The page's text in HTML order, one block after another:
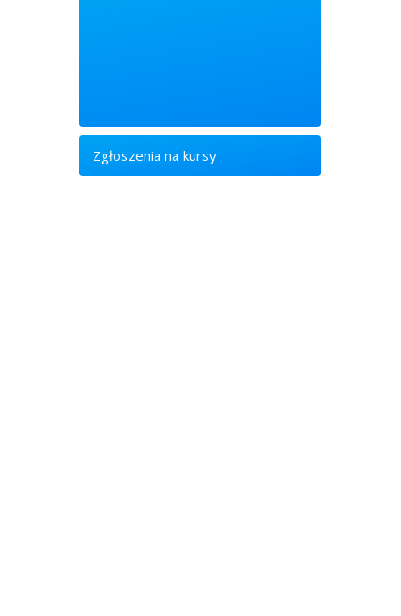
Zgłoszenia na kursy